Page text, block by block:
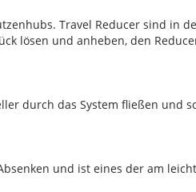
Travel Reducer sind in
lösen und anheben, den
durch das System fließen
und ist eines der am